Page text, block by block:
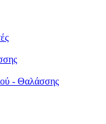
- Θαλάσσης